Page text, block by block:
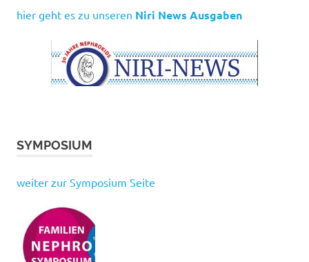
hier geht es zu unseren Niri News Ausgaben
SYMPOSIUM
weiter zur Symposium Seite